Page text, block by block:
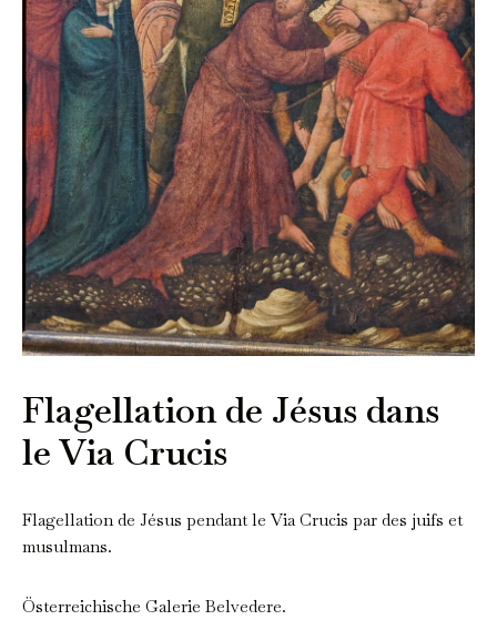
Flagellation de Jésus dans
le Via Crucis
Flagellation de Jésus pendant le Via Crucis par des juifs et
musulmans.
Österreichische Galerie Belvedere.